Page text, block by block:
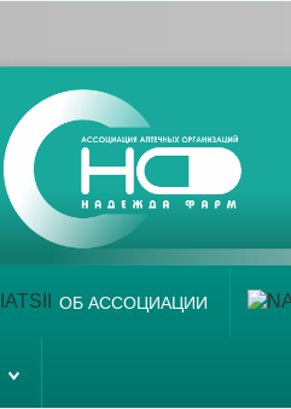
ОБ АССОЦИАЦИИ